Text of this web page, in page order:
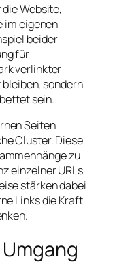
Website,
im eigenen
beider
für
verlinkter
sondern
sein.
Seiten
Cluster. Diese
zu
einzelner URLs
stärken dabei
Links die Kraft